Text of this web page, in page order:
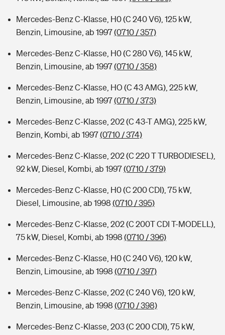
Mercedes-Benz C-Klasse, H0 (C 240 V6), 125 kW,
Benzin, Limousine, ab 1997(0710 / 357)
Mercedes-Benz C-Klasse, H0 (C 280 V6), 145 kW,
Benzin, Limousine, ab 1997(0710 / 358)
Mercedes-Benz C-Klasse, HO (C 43 AMG), 225 kW,
Benzin, Limousine, ab 1997(0710 / 373)
Mercedes-Benz C-Klasse, 202 (C 43-T AMG), 225 kW,
Benzin, Kombi, ab 1997(0710 / 374)
Mercedes-Benz C-Klasse, 202 (C 220 T TURBODIESEL),
92 kW, Diesel, Kombi, ab 1997(0710 / 379)
Mercedes-Benz C-Klasse, H0 (C 200 CDI), 75 kW,
Diesel, Limousine, ab 1998 (0710 / 395)
Mercedes-Benz C-Klasse, 202 (C 200T CDI T-MODELL),
75 kW, Diesel, Kombi, ab 1998 (0710 / 396)
Mercedes-Benz C-Klasse, H0 (C 240 V6), 120 kW,
Benzin, Limousine, ab 1998 (0710 / 397)
Mercedes-Benz C-Klasse, 202 (C 240 V6), 120 kW,
Benzin, Limousine, ab 1998 (0710 / 398)
Mercedes-Benz C-Klasse, 203 (C 200 CDI), 75 kW,